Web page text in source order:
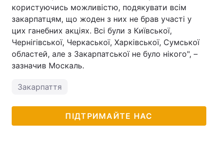
користуючись можливістю, подякувати всім
закарпатцям, що жоден з них не брав участі у
цих ганебних акціях. Всі були з Київської,
Чернігівської, Черкаської, Харківської, Сумської
областей, але з Закарпатської не було нікого", –
зазначив Москаль.
Закарпаття
ПІДТРИМАЙТЕ НАС